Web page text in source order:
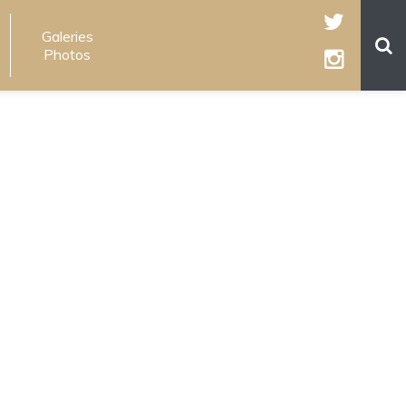
Galeries
Photos